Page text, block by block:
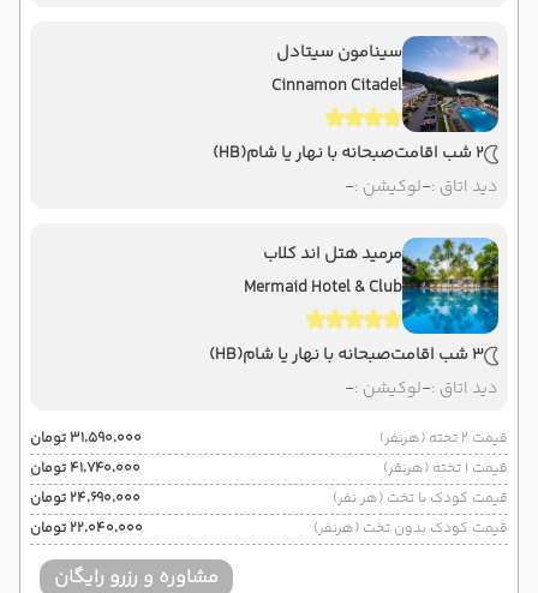
سینامون سیتادل
Cinnamon Citadel
2 شب اقامت صبحانه با نهار یا شام(HB)
دید اتاق :-لوکیشن :-
مرمید هتل اند کلاب
Mermaid Hotel & Club
3 شب اقامت صبحانه با نهار یا شام(HB)
دید اتاق :-لوکیشن :-
قیمت 2 تخته (هرنفر)
۳۱٬۵۹۰٬۰۰۰ تومان
قیمت 1 تخته (هرنفر)
۴۱٬۷۴۰٬۰۰۰ تومان
قیمت کودک با تخت (هر نفر)
۲۴٬۶۹۰٬۰۰۰ تومان
قیمت کودک بدون تخت (هرنفر)
۲۲٬۰۴۰٬۰۰۰ تومان
مشاوره و رزرو رایگان